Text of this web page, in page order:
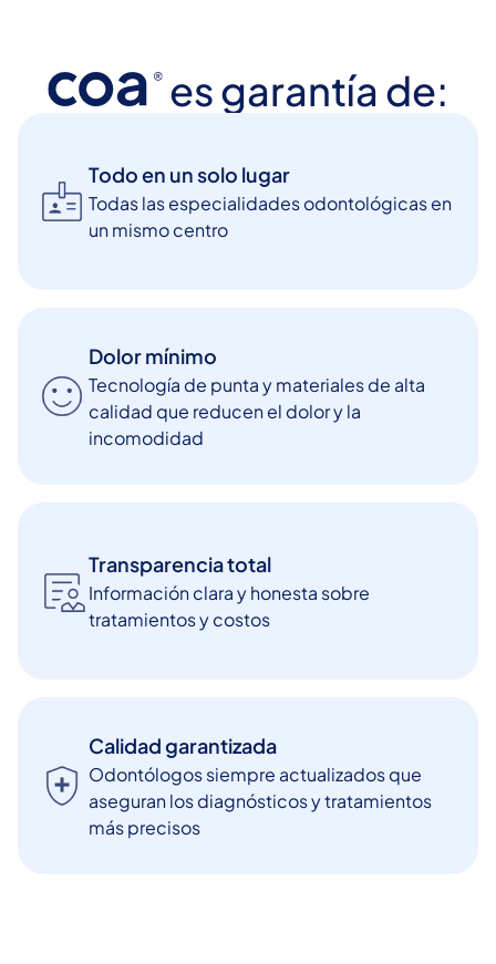
es garantía de:
Todo en un solo lugar
Todas las especialidades odontológicas en
un mismo centro
Dolor mínimo
Tecnología de punta y materiales de alta
calidad que reducen el dolor y la
incomodidad
Transparencia total
Información clara y honesta sobre
tratamientos y costos
Calidad garantizada
Odontólogos siempre actualizados que
aseguran los diagnósticos y tratamientos
más precisos